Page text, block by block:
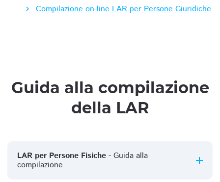
Compilazione on-line LAR per Persone Giuridiche
Guida alla compilazione
della LAR
LAR per Persone Fisiche - Guida alla
compilazione